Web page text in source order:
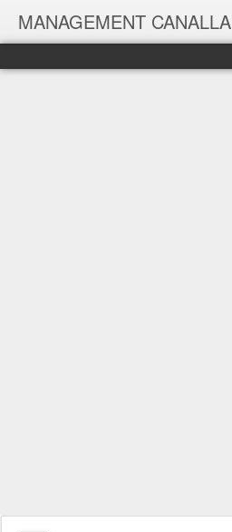
MANAGEMENT CANALLA